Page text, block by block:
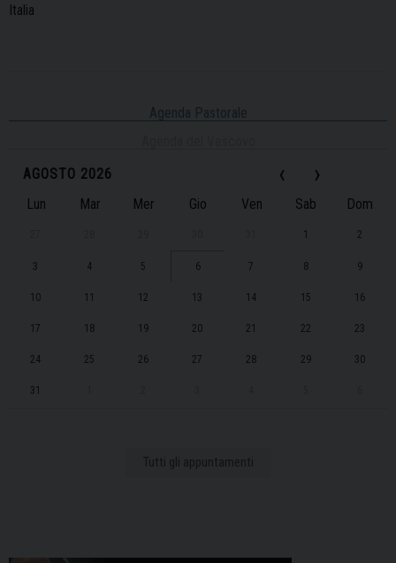
Italia
Agenda Pastorale
‹
AGOSTO 2026 ›
Lun Mar Mer Gio Ven Sab Dom
1 2
3 4 5 6 7 8 9
10 11 12 13 14 15 16
17 18 19 20 21 22 23
24 25 26 27 28 29 30
31
Tutti gli appuntamenti